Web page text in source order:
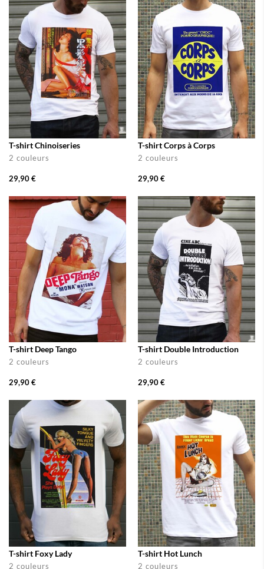
T-shirt Chinoiseries
2 couleurs
29,90 €
T-shirt Corps à Corps
2 couleurs
29,90 €
T-shirt Deep Tango
2 couleurs
29,90 €
T-shirt Double Introduction
2 couleurs
29,90 €
T-shirt Foxy Lady
2 couleurs
T-shirt Hot Lunch
2 couleurs